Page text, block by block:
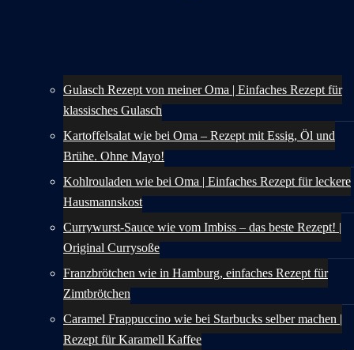
Gulasch Rezept von meiner Oma | Einfaches Rezept für
klassisches Gulasch
Kartoffelsalat wie bei Oma – Rezept mit Essig, Öl und
Brühe. Ohne Mayo!
Kohlrouladen wie bei Oma | Einfaches Rezept für leckere
Hausmannskost
Currywurst-Sauce wie vom Imbiss – das beste Rezept! |
Original Currysoße
Franzbrötchen wie in Hamburg, einfaches Rezept für
Zimtbrötchen
Caramel Frappuccino wie bei Starbucks selber machen |
Rezept für Karamell Kaffee